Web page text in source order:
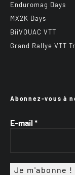
Enduromag Days
MX2K Days
BiiVOUAC VTT
Grand Rallye VTT
Abonnez-vous à
E-mail *